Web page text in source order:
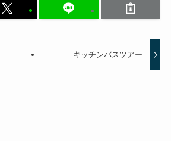
キッチンバスツアー